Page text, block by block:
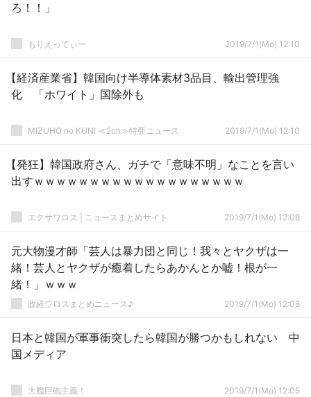
ろ！！」
もりえってぃー 2019/7/1(Mo) 12:10
【経済産業省】韓国向け半導体素材3品目、輸出管理強
化 「ホワイト」国除外も
MIZUHO no KUNI ≪2ch≫特亜ニュース 2019/7/1(Mo) 12:10
【発狂】韓国政府さん、ガチで「意味不明」なことを言い
出すｗｗｗｗｗｗｗｗｗｗｗｗｗｗｗｗｗｗｗ
エクサワロス | ニュースまとめサイト 2019/7/1(Mo) 12:08
元大物漫才師「芸人は暴力団と同じ！我々とヤクザは一
緒！芸人とヤクザが癒着したらあかんとか嘘！根が一
緒！」ｗｗｗ
政経ワロスまとめニュース♪ 2019/7/1(Mo) 12:08
日本と韓国が軍事衝突したら韓国が勝つかもしれない 中
国メディア
大艦巨砲主義！ 2019/7/1(Mo) 12:05